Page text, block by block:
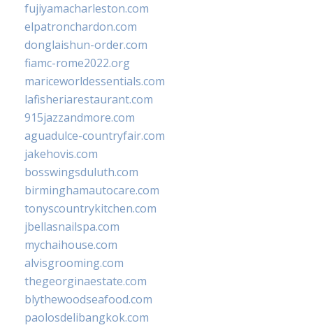
fujiyamacharleston.com
elpatronchardon.com
donglaishun-order.com
fiamc-rome2022.org
mariceworldessentials.com
lafisheriarestaurant.com
915jazzandmore.com
aguadulce-countryfair.com
jakehovis.com
bosswingsduluth.com
birminghamautocare.com
tonyscountrykitchen.com
jbellasnailspa.com
mychaihouse.com
alvisgrooming.com
thegeorginaestate.com
blythewoodseafood.com
paolosdelibangkok.com